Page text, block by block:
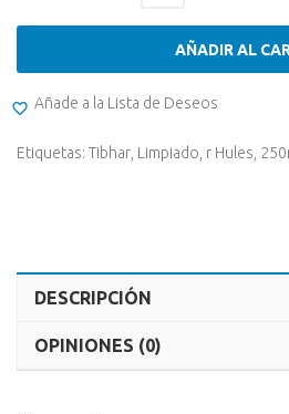
AÑADIR AL
Añade a la Lista de Deseos
Etiquetas: Tibhar, Limpiado, r Hules,
DESCRIPCIÓN
OPINIONES (0)